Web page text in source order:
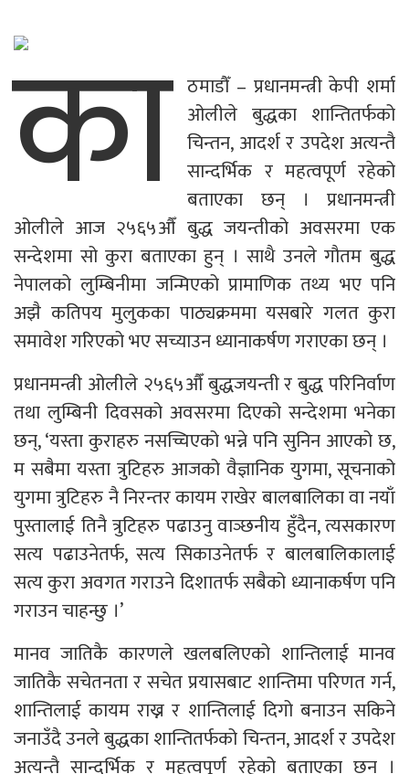
का ठमाडौँ – प्रधानमन्त्री केपी शर्मा
ओलीले बुद्धका शान्तितर्फको
चिन्तन, आदर्श र उपदेश अत्यन्तै
सान्दर्भिक र महत्वपूर्ण रहेको
बताएका छन् । प्रधानमन्त्री
ओलीले आज २५६५औँ बुद्ध जयन्तीको अवसरमा एक
सन्देशमा सो कुरा बताएका हुन् । साथै उनले गौतम बुद्ध
नेपालको लुम्बिनीमा जन्मिएको प्रामाणिक तथ्य भए पनि
अझै कतिपय मुलुकका पाठ्यक्रममा यसबारे गलत कुरा
समावेश गरिएको भए सच्याउन ध्यानाकर्षण गराएका छन् ।
प्रधानमन्त्री ओलीले २५६५औँ बुद्धजयन्ती र बुद्ध परिनिर्वाण
तथा लुम्बिनी दिवसको अवसरमा दिएको सन्देशमा भनेका
छन्, ‘यस्ता कुराहरु नसच्चिएको भन्ने पनि सुनिन आएको छ,
म सबैमा यस्ता त्रुटिहरु आजको वैज्ञानिक युगमा, सूचनाको
युगमा त्रुटिहरु नै निरन्तर कायम राखेर बालबालिका वा नयाँ
पुस्तालाई तिनै त्रुटिहरु पढाउनु वाञ्छनीय हुँदैन, त्यसकारण
सत्य पढाउनेतर्फ, सत्य सिकाउनेतर्फ र बालबालिकालाई
सत्य कुरा अवगत गराउने दिशातर्फ सबैको ध्यानाकर्षण पनि
गराउन चाहन्छु ।’
मानव जातिकै कारणले खलबलिएको शान्तिलाई मानव
जातिकै सचेतनता र सचेत प्रयासबाट शान्तिमा परिणत गर्न,
शान्तिलाई कायम राख्न र शान्तिलाई दिगो बनाउन सकिने
जनाउँदै उनले बुद्धका शान्तितर्फको चिन्तन, आदर्श र उपदेश
अत्यन्तै सान्दर्भिक र महत्वपूर्ण रहेको बताएका छन् ।